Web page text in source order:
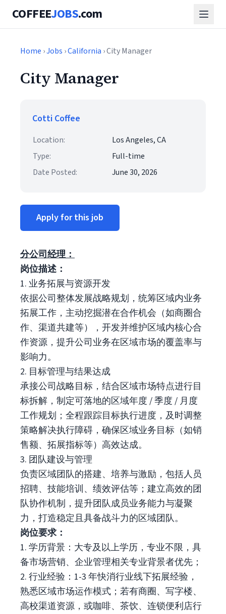
COFFEEJOBS.com
Home ›Jobs ›California › City Manager
City Manager
Cotti Coffee
Location:
Los Angeles, CA
Type:
Full-time
Date Posted:
June 30, 2026
Apply for this job
分公司经理：
岗位描述：
1. 业务拓展与资源开发​
依据公司整体发展战略规划，统筹区域内业务
拓展工作，主动挖掘潜在合作机会（如商圈合
作、渠道共建等），开发并维护区域内核心合
作资源，提升公司业务在区域市场的覆盖率与
影响力。
2. 目标管理与结果达成​
承接公司战略目标，结合区域市场特点进行目
标拆解，制定可落地的区域年度 / 季度 / 月度​
工作规划；全程跟踪目标执行进度，及时调整
策略解决执行障碍，确保区域业务目标（如销
售额、拓展指标等）高效达成。
3. 团队建设与管理​
负责区域团队的搭建、培养与激励，包括人员
招聘、技能培训、绩效评估等；建立高效的团
队协作机制，提升团队成员业务能力与凝聚
力，打造稳定且具备战斗力的区域团队。​
岗位要求：
1. 学历背景：大专及以上学历，专业不限，具
备市场营销、企业管理相关专业背景者优先；
2. 行业经验：1-3 年快消行业线下拓展经验，
熟悉区域市场运作模式；若有商圈、写字楼、
高校渠道资源，或咖啡、茶饮、连锁便利店行